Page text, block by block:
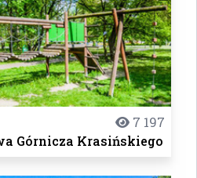
7 197
Górnicza Krasińskiego